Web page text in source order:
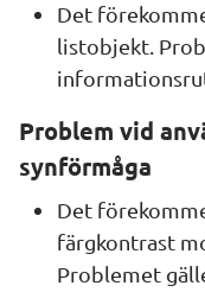
Det
listobjekt.
Problem vid
synförmåga
Det
färgkontrast
Problemet